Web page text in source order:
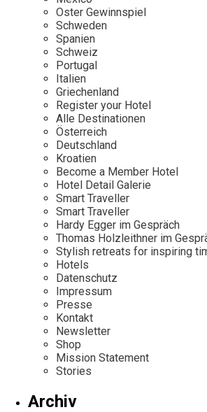
Mexico
Niederlande
Österreich
Portugal
Schweden
Spanien
Schweiz
Persönlichkeiten
Our Story
Career
Kontakt
Impressum
Oster Gewinnspiel
Schweden
Spanien
Schweiz
Portugal
Italien
Griechenland
Register your Hotel
Alle Destinationen
Österreich
Deutschland
Kroatien
Become a Member Hotel
Hotel Detail Galerie
Smart Traveller
Smart Traveller
Hardy Egger im Gespräch
Thomas Holzleithner im
Stylish retreats for inspiring
Hotels
Datenschutz
Impressum
Presse
Kontakt
Newsletter
Shop
Mission Statement
Stories
Archiv